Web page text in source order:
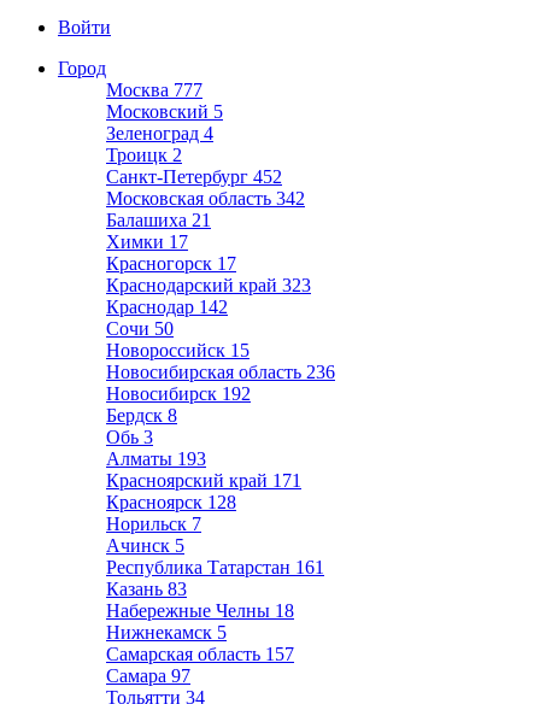
Войти
Город
Москва 777
Московский 5
Зеленоград 4
Троицк 2
Санкт-Петербург 452
Московская область 342
Балашиха 21
Химки 17
Красногорск 17
Краснодарский край 323
Краснодар 142
Сочи 50
Новороссийск 15
Новосибирская область 236
Новосибирск 192
Бердск 8
Обь 3
Алматы 193
Красноярский край 171
Красноярск 128
Норильск 7
Ачинск 5
Республика Татарстан 161
Казань 83
Набережные Челны 18
Нижнекамск 5
Самарская область 157
Самара 97
Тольятти 34